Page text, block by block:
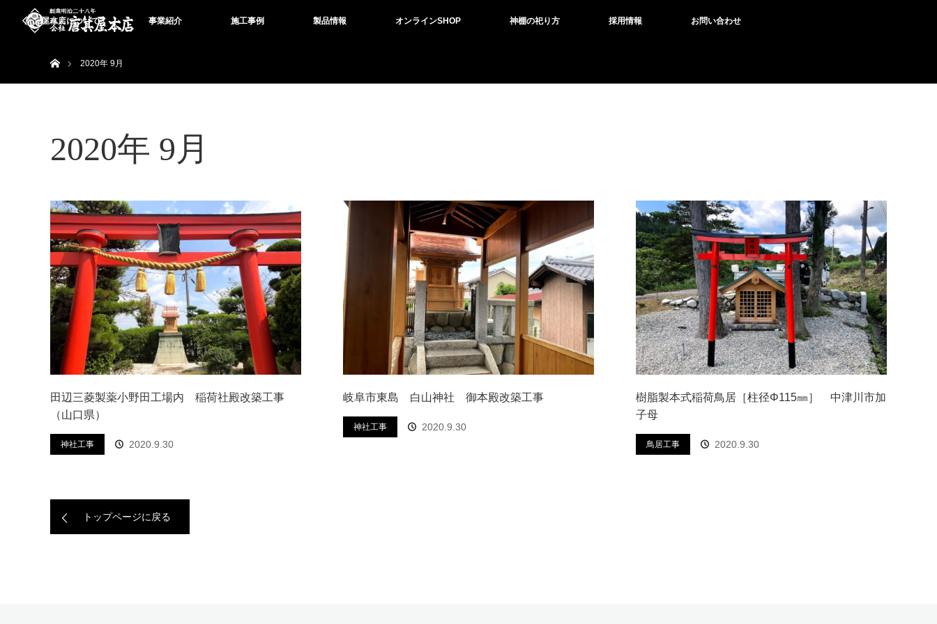
唐箕屋本店について 事業紹介 施工事例 製品情報 オンラインSHOP 神棚の祀り方 採用情報 お問い合わせ
2020年 9月
2020年 9月
田辺三菱製薬小野田工場内 稲荷社殿改築工事
（山口県）
神社工事 2020.9.30
岐阜市東島 白山神社 御本殿改築工事
神社工事 2020.9.30
樹脂製本式稲荷鳥居［柱径Φ115㎜］ 中津川市加
子母
鳥居工事 2020.9.30
トップページに戻る